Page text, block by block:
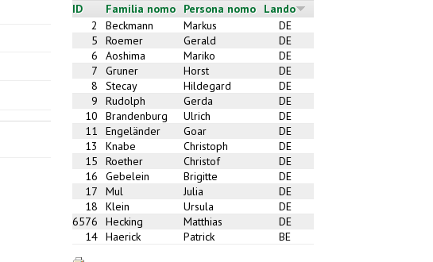
ID Familia nomo Persona nomo
Lando
2
Beckmann Markus
DE
5
Roemer Gerald
DE
6
Aoshima Mariko
DE
7
Gruner Horst
DE
8
Stecay Hildegard
DE
9
Rudolph Gerda
DE
10
Brandenburg Ulrich
DE
11
Engeländer Goar
DE
13
Knabe Christoph
DE
15
Roether Christof
DE
16
Gebelein Brigitte
DE
17
Mul Julia
DE
18
Klein Ursula
DE
6576
Hecking Matthias
DE
14 Haerick Patrick BE